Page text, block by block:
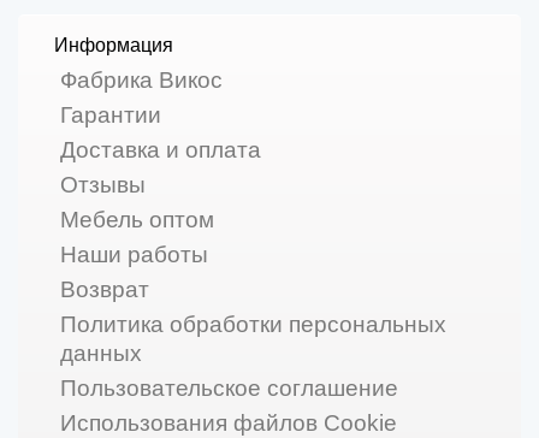
Информация
Фабрика Викос
Гарантии
Доставка и оплата
Отзывы
Мебель оптом
Наши работы
Возврат
Политика обработки персональных
данных
Пользовательское соглашение
Использования файлов Cookie